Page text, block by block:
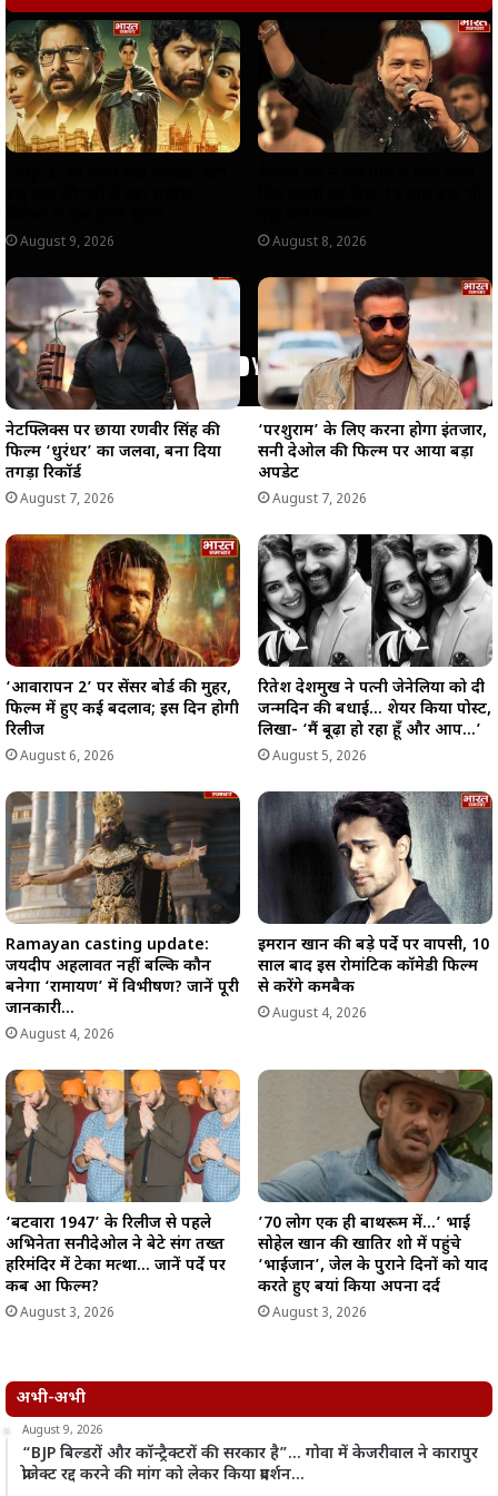
A
p
p
o
o
k
r
a
m
i
n
k
August 9, 2026 August 8, 2026
नेटफ्लिक्स पर छाया रणवीर सिंह की
फिल्म ‘धुरंधर’ का जलवा, बना दिया
तगड़ा रिकॉर्ड
August 7, 2026
‘परशुराम’ के लिए करना होगा इंतजार,
सनी देओल की फिल्म पर आया बड़ा
अपडेट
August 7, 2026
‘आवारापन 2’ पर सेंसर बोर्ड की मुहर,
फिल्म में हुए कई बदलाव; इस दिन होगी
रिलीज
August 6, 2026
रितेश देशमुख ने पत्नी जेनेलिया को दी
जन्मदिन की बधाई… शेयर किया पोस्ट,
लिखा- ‘मैं बूढ़ा हो रहा हूँ और आप…’
August 5, 2026
Ramayan casting update:
जयदीप अहलावत नहीं बल्कि कौन
बनेगा ‘रामायण’ में विभीषण? जानें पूरी
जानकारी…
August 4, 2026
इमरान खान की बड़े पर्दे पर वापसी, 10
साल बाद इस रोमांटिक कॉमेडी फिल्म
से करेंगे कमबैक
August 4, 2026
‘बटवारा 1947’ के रिलीज से पहले
अभिनेता सनीदेओल ने बेटे संग तख्त
हरिमंदिर में टेका मत्था… जानें पर्दे पर
कब आ फिल्म?
August 3, 2026
’70 लोग एक ही बाथरूम में…’ भाई
सोहेल खान की खातिर शो में पहुंचे
‘भाईजान’, जेल के पुराने दिनों को याद
करते हुए बयां किया अपना दर्द
August 3, 2026
अभी-अभी
August 9, 2026
“BJP बिल्डरों और कॉन्ट्रैक्टरों की सरकार है”… गोवा में केजरीवाल ने कारापुर
प्रोजेक्ट रद्द करने की मांग को लेकर किया प्रदर्शन…